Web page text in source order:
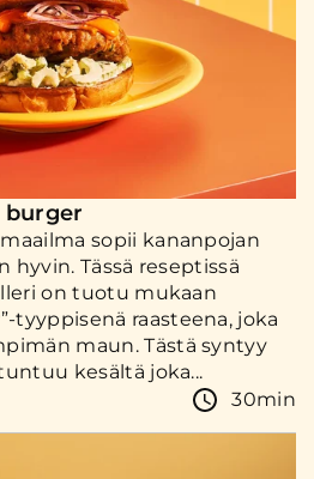
sopii kananpojan
hyvin. Tässä reseptissä
on tuotu mukaan
tyyppisenä raasteena, joka
maun. Tästä syntyy
kesältä joka...
30min